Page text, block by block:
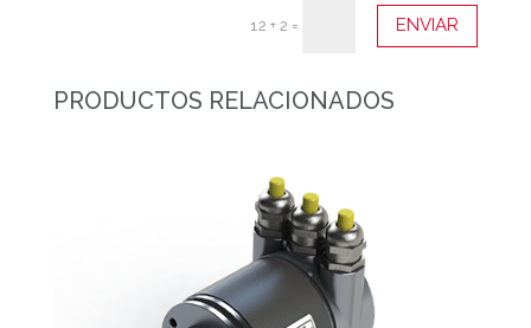
12 + 2 = ENVIAR
PRODUCTOS RELACIONADOS